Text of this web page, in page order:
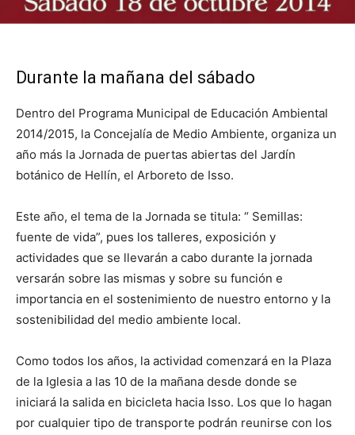
Durante la mañana del sábado
Dentro del Programa Municipal de Educación Ambiental
2014/2015, la Concejalía de Medio Ambiente, organiza un
año más la Jornada de puertas abiertas del Jardín
botánico de Hellín, el Arboreto de Isso.
Este año, el tema de la Jornada se titula: “ Semillas:
fuente de vida”, pues los talleres, exposición y
actividades que se llevarán a cabo durante la jornada
versarán sobre las mismas y sobre su función e
importancia en el sostenimiento de nuestro entorno y la
sostenibilidad del medio ambiente local.
Como todos los años, la actividad comenzará en la Plaza
de la Iglesia a las 10 de la mañana desde donde se
iniciará la salida en bicicleta hacia Isso. Los que lo hagan
por cualquier tipo de transporte podrán reunirse con los